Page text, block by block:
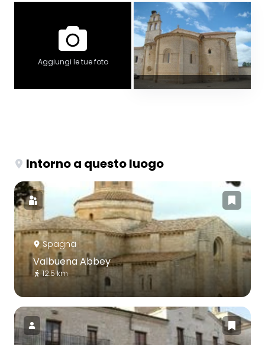
Aggiungi le tue foto
Intorno a questo luogo
Spagna
Valbuena Abbey
12.5 km